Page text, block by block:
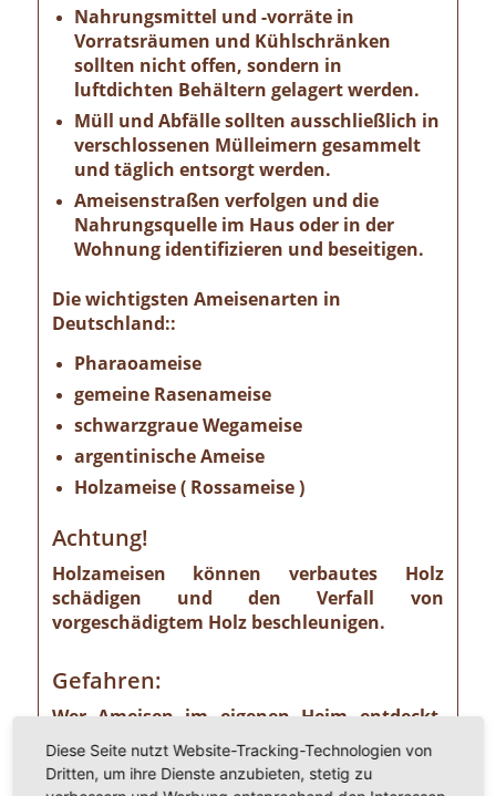
Nahrungsmittel und -vorräte in
Vorratsräumen und Kühlschränken
sollten nicht offen, sondern in
luftdichten Behältern gelagert werden.
Müll und Abfälle sollten ausschließlich in
verschlossenen Mülleimern gesammelt
und täglich entsorgt werden.
Ameisenstraßen verfolgen und die
Nahrungsquelle im Haus oder in der
Wohnung identifizieren und beseitigen.
Die wichtigsten Ameisenarten in
Deutschland::
Pharaoameise
gemeine Rasenameise
schwarzgraue Wegameise
argentinische Ameise
Holzameise ( Rossameise )
Achtung!
Holzameisen können verbautes Holz
schädigen und den Verfall von
vorgeschädigtem Holz beschleunigen.
Gefahren:
Wer Ameisen im eigenen Heim entdeckt,
sollte die Gefahr ernst nehmen. Einige
Ameisenarten sind nämlich Vorrats- und
Materialschädlinge, von denen ein nicht zu
Diese Seite nutzt Website-Tracking-Technologien von
Dritten, um ihre Dienste anzubieten, stetig zu